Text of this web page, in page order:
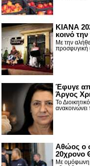
ΚΙΑΝΑ
κοινό
Με την
προσφυγική
Έφυγε
Άργος
Το
ανακοινώνει
Αθώος ο
20χρονο
Με ομόφωνη